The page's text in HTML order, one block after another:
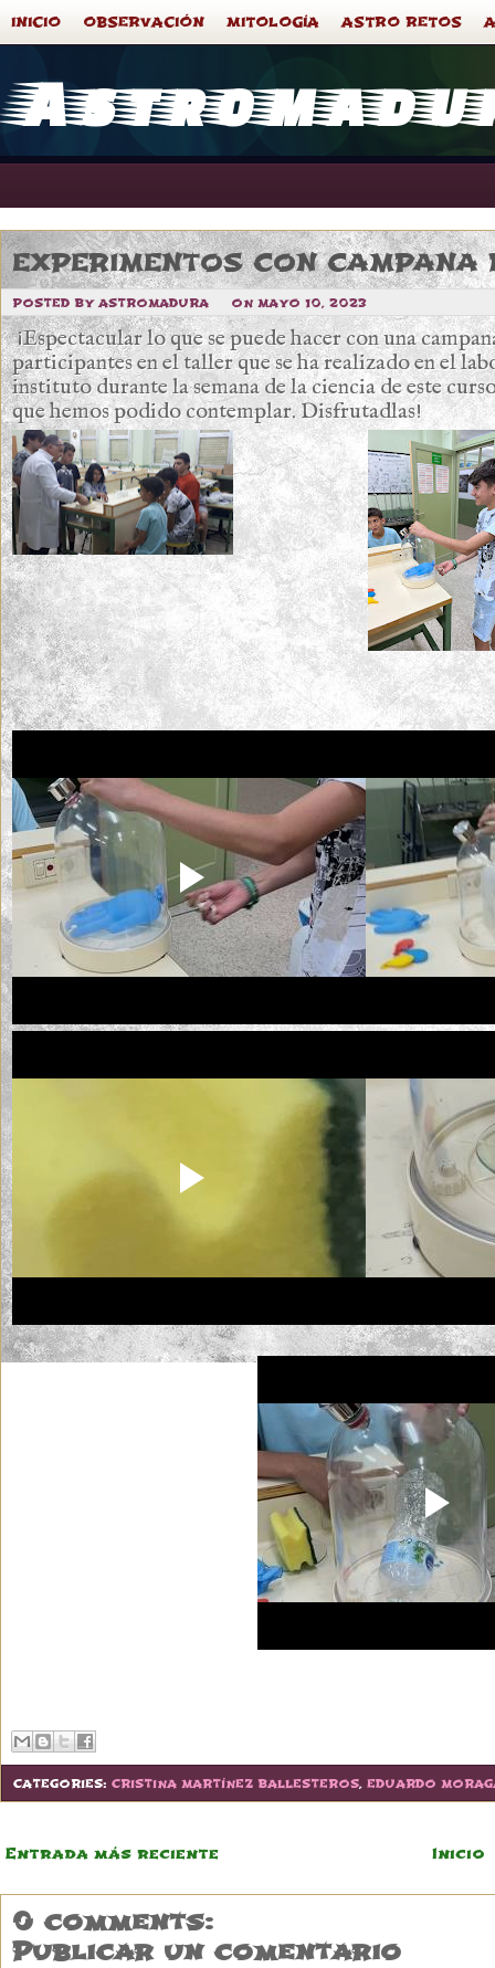
INICIO OBSERVACIÓN MITOLOGÍA ASTRO RETOS
EXPERIMENTOS CON CAMPANA
POSTED BY ASTROMADURA ON MAYO 10, 2023
¡Espectacular lo que se puede hacer con una
participantes en el taller que se ha realizado en el
instituto durante la semana de la ciencia de este
que hemos podido contemplar. Disfrutadlas!
CATEGORIES: CRISTINA MARTÍNEZ BALLESTEROS, EDUARDO
Entrada más reciente Inicio
0 comments:
Publicar un comentario